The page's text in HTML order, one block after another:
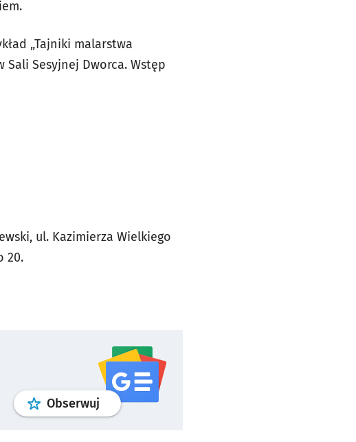
„Tajniki malarstwa
Sali Sesyjnej Dworca. Wstęp
ul. Kazimierza Wielkiego
20.
Obserwuj profilgoogle news